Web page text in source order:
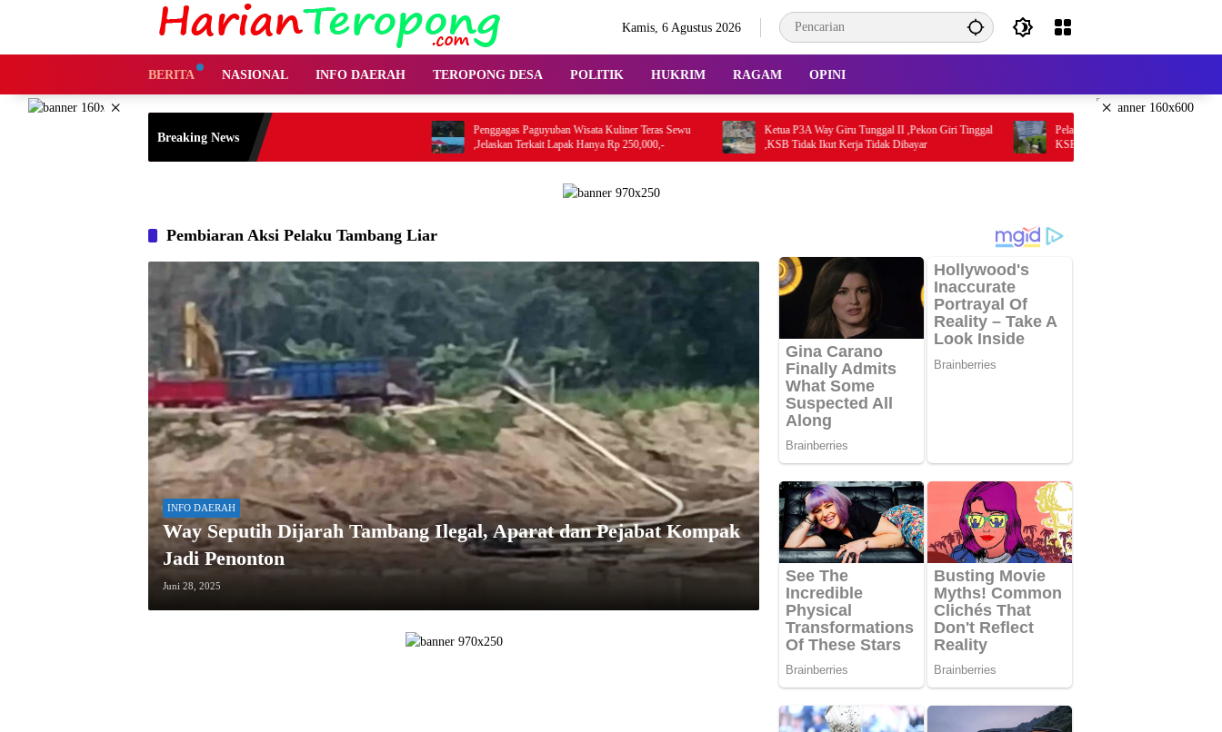
Kamis, 6 Agustus 2026
BERITA NASIONAL INFO DAERAH TEROPONG DESA POLITIK HUKRIM RAGAM OPINI
× ×
Breaking News
Penggagas Paguyuban Wisata Kuliner Teras Sewu
,Jelaskan Terkait Lapak Hanya Rp 250,000,-
Ketua P3A Way Giru Tunggal II ,Pekon Giri Tinggal
,KSB Tidak Ikut Kerja Tidak Dibayar
Pelaksana P3A Way Padang Ratu I,Pekon
KSB Tidak Bekerja Tetap Dibayar
Pembiaran Aksi Pelaku Tambang Liar
INFO DAERAH
Way Seputih Dijarah Tambang Ilegal, Aparat dan Pejabat Kompak
Jadi Penonton
Juni 28, 2025